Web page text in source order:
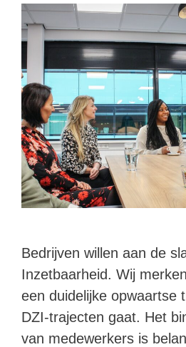
Bedrijven willen aan de
Inzetbaarheid. Wij
een duidelijke opwaartse
DZI-trajecten gaat. Het
van medewerkers is